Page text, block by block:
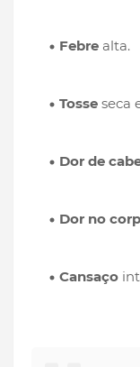
Febre alta.
Tosse seca
Dor de
Dor no
Cansaço